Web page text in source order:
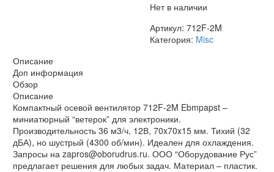
Нет в наличии
Артикул: 712F-2M
Категория: Misc
Описание
Доп информация
Обзор
Описание
Компактный осевой вентилятор 712F-2M Ebmpapst –
миниатюрный “ветерок” для электроники.
Производительность 36 м3/ч, 12В, 70x70x15 мм. Тихий (32
дБА), но шустрый (4300 об/мин). Идеален для охлаждения.
Запросы на zapros@oborudrus.ru. ООО “Оборудование Рус”
предлагает решения для любых задач. Материал – пластик.